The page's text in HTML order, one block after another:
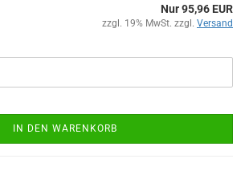
Nur 95,96 EUR
zzgl. 19% MwSt. zzgl. Versand
IN DEN WARENKORB